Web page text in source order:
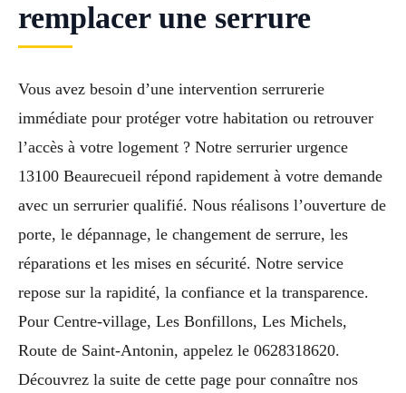
remplacer une serrure
Vous avez besoin d’une intervention serrurerie
immédiate pour protéger votre habitation ou retrouver
l’accès à votre logement ? Notre serrurier urgence
13100 Beaurecueil répond rapidement à votre demande
avec un serrurier qualifié. Nous réalisons l’ouverture de
porte, le dépannage, le changement de serrure, les
réparations et les mises en sécurité. Notre service
repose sur la rapidité, la confiance et la transparence.
Pour Centre-village, Les Bonfillons, Les Michels,
Route de Saint-Antonin, appelez le 0628318620.
Découvrez la suite de cette page pour connaître nos